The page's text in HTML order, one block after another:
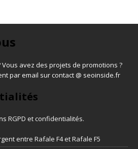
avez des projets de promotions ?
par email sur contact @ seoinside.fr
RGPD et confidentialités.
entre Rafale F4 et Rafale F5